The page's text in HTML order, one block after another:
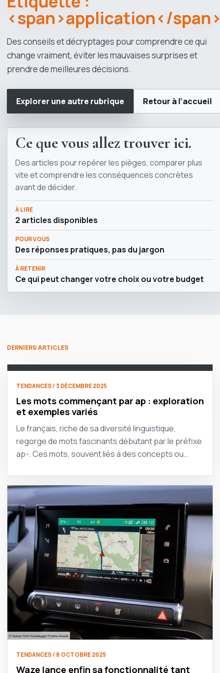
<span>application</
Des conseils et décryptages pour comprendre ce qui
change vraiment, éviter les mauvaises surprises et
prendre de meilleures décisions.
Explorer une autre rubrique Retour à l’accueil
Ce que vous allez trouver ici.
Des articles pour repérer les pièges, comparer plus
vite et comprendre les conséquences concrètes
avant de décider.
À LIRE
2 articles disponibles
POUR VOUS
Des réponses pratiques, pas du jargon
À RETENIR
Ce qui peut changer votre choix ou votre budget
DERNIERS ARTICLES
TENDANCES / 3 DÉCEMBRE 2025
Les mots commençant par ap : exploration
et exemples variés
Le français, riche de sa diversité linguistique,
regorge de mots fascinants débutant par le préfixe
ap-. Ces mots, souvent liés à des concepts ou…
TENDANCES / 8 OCTOBRE 2025
Waze lance enfin sa fonctionnalité tant